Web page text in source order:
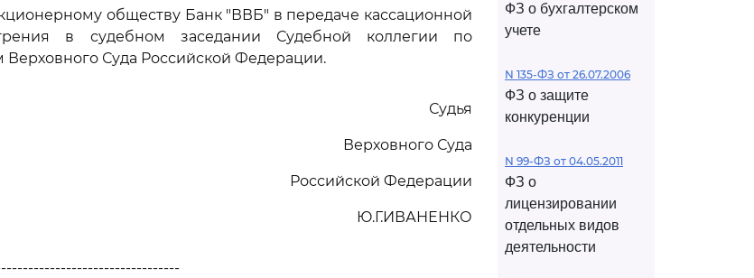
обществу Банк "ВВБ" в передаче кассационной
в судебном заседании Судебной коллегии по
Суда Российской Федерации.
Судья
Верховного Суда
Российской Федерации
Ю.Г.ИВАНЕНКО
ФЗ о бухгалтерском
учете
N 135-ФЗ от 26.07.2006
ФЗ о защите
конкуренции
N 99-ФЗ от 04.05.2011
ФЗ о
лицензировании
отдельных видов
деятельности